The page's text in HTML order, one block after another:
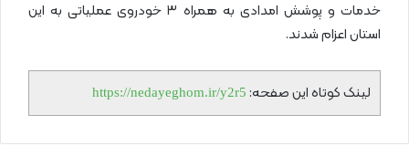
خدمات و پوشش امدادی به همراه ۳ خودروی عملیاتی به این
استان اعزام شدند.
لینک کوتاه این صفحه: https://nedayeghom.ir/y2r5